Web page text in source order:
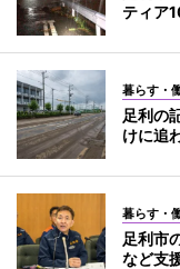
ティア
暮らす・
足利の
けに追
暮らす・
足利市
など支